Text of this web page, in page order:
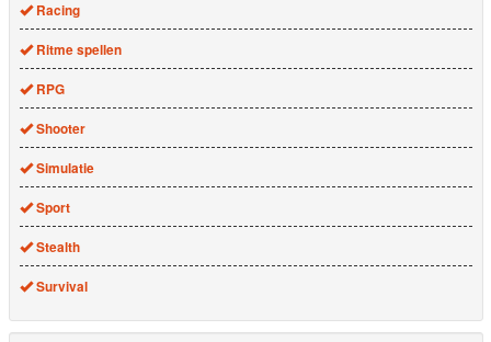
Racing
Ritme spellen
RPG
Shooter
Simulatie
Sport
Stealth
Survival